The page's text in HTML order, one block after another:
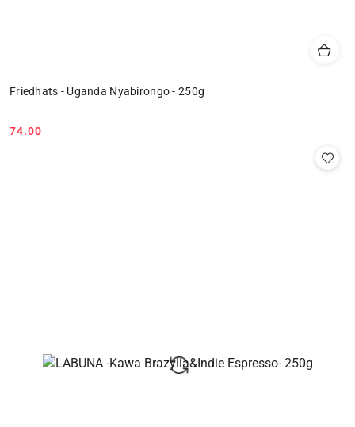
Friedhats - Uganda Nyabirongo - 250g
Cena:
74.00